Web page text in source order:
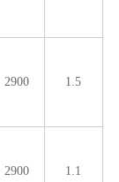
2900 1.5
2900 1.1